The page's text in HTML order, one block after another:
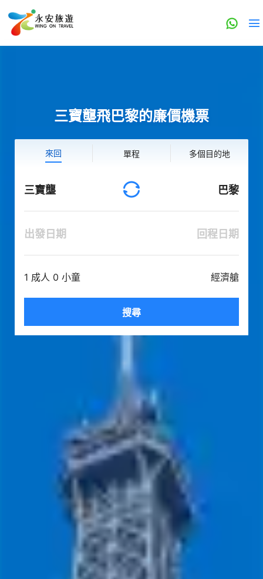
三寶壟飛巴黎的廉價機票
來回 單程 多個目的地
三寶壟 巴黎
出發日期 回程日期
1 成人 0 小童 經濟艙
搜尋